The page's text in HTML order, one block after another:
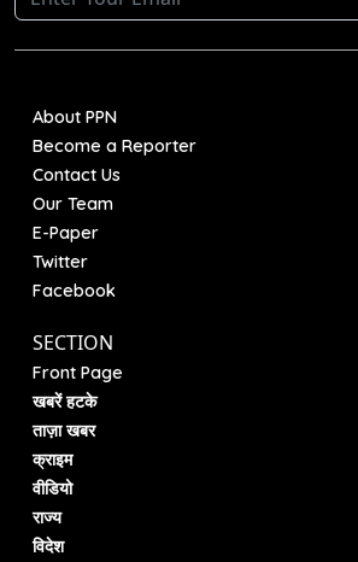
About PPN
Become a Reporter
Contact Us
Our Team
E-Paper
Twitter
Facebook
SECTION
Front Page
खबरें हटके
ताज़ा खबर
क्राइम
वीडियो
राज्य
विदेश